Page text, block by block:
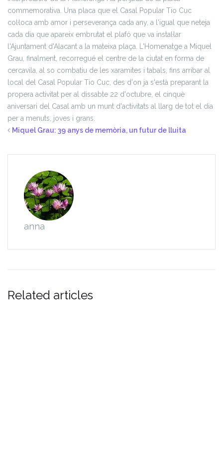
commemorativa. Una placa que el Casal Popular Tio Cuc
col·loca amb amor i perseverança cada any, a l'igual que neteja
cada dia que apareix embrutat el plafó que va instal·lar
l'Ajuntament d'Alacant a la mateixa plaça.
L'Homenatge a Miquel
Grau, finalment, recorregué el centre de la ciutat en forma de
cercavila, al so combatiu de les xaramites i tabals, fins arribar al
local del Casal Popular Tio Cuc, des d'on ja s'està preparant la
propera activitat per al dissabte 22 d'octubre, el cinquè
aniversari del Casal amb un munt d'activitats al llarg de tot el dia
per a menuts, joves i grans.
Miquel Grau: 39 anys de memòria, un futur de lluita
anna
Related articles